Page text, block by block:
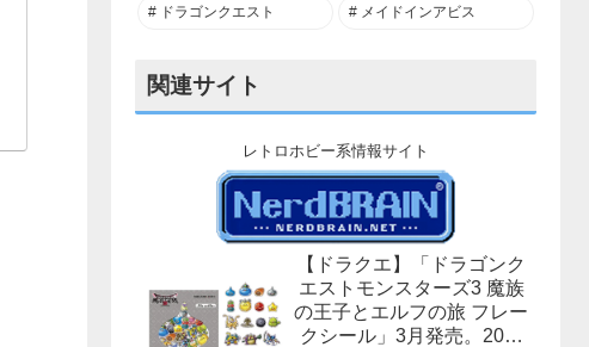
ドラゴンクエスト メイドインアビス
関連サイト
レトロホビー系情報サイト
【ドラクエ】「ドラゴンク
エストモンスターズ3 魔族
の王子とエルフの旅 フレー
クシール」3月発売。20柄